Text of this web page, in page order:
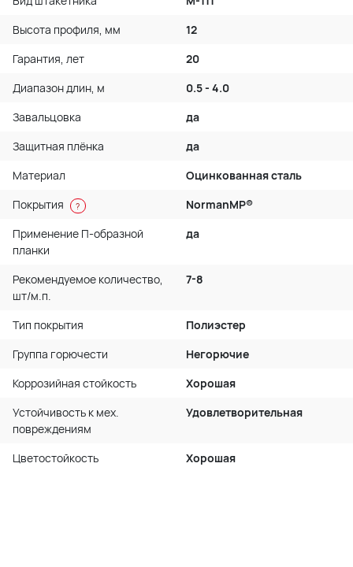
Высота профиля, мм
12
Гарантия, лет
20
Диапазон длин, м
0.5 - 4.0
Завальцовка
да
Защитная плёнка
да
Материал
Оцинкованная сталь
Покрытия
?
NormanMP®
Применение П-образной
планки
да
Рекомендуемое количество,
шт/м.п.
7-8
Тип покрытия
Полиэстер
Группа горючести
Негорючие
Коррозийная стойкость
Хорошая
Устойчивость к мех.
повреждениям
Удовлетворительная
Цветостойкость Хорошая